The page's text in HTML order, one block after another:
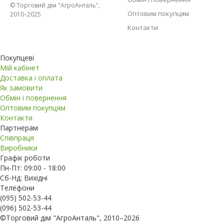
© Торговий дім "АгроАнталь",
2010–2025
Оптовим покупцям
Контакти
Покупцеві
Мій кабінет
Доставка і оплата
Як замовити
Обмін і повернення
Оптовим покупцям
Контакти
Партнерам
Співпраця
Виробники
Графік роботи
Пн-Пт: 09:00 - 18:00
Сб-Нд: Вихідні
Телефони
(095) 502-53-44
(096) 502-53-44
©Торговий дім "АгроАнталь", 2010–2026